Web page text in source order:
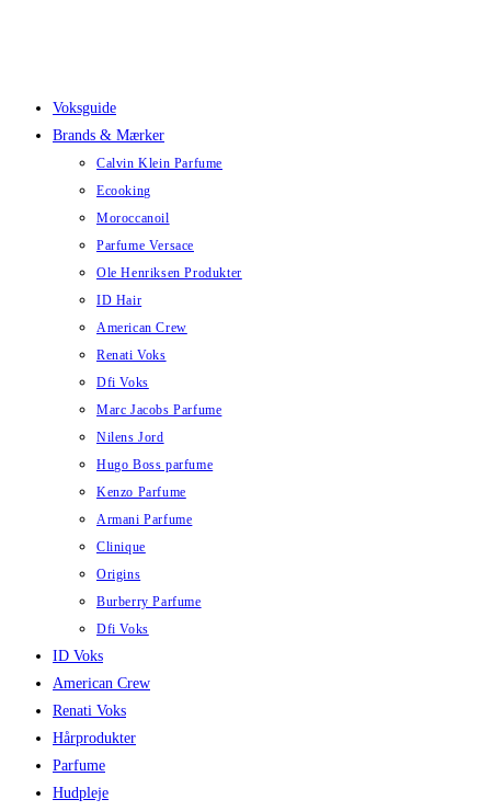
Voksguide
Brands & Mærker
Calvin Klein Parfume
Ecooking
Moroccanoil
Parfume Versace
Ole Henriksen Produkter
ID Hair
American Crew
Renati Voks
Dfi Voks
Marc Jacobs Parfume
Nilens Jord
Hugo Boss parfume
Kenzo Parfume
Armani Parfume
Clinique
Origins
Burberry Parfume
Dfi Voks
ID Voks
American Crew
Renati Voks
Hårprodukter
Parfume
Hudpleje